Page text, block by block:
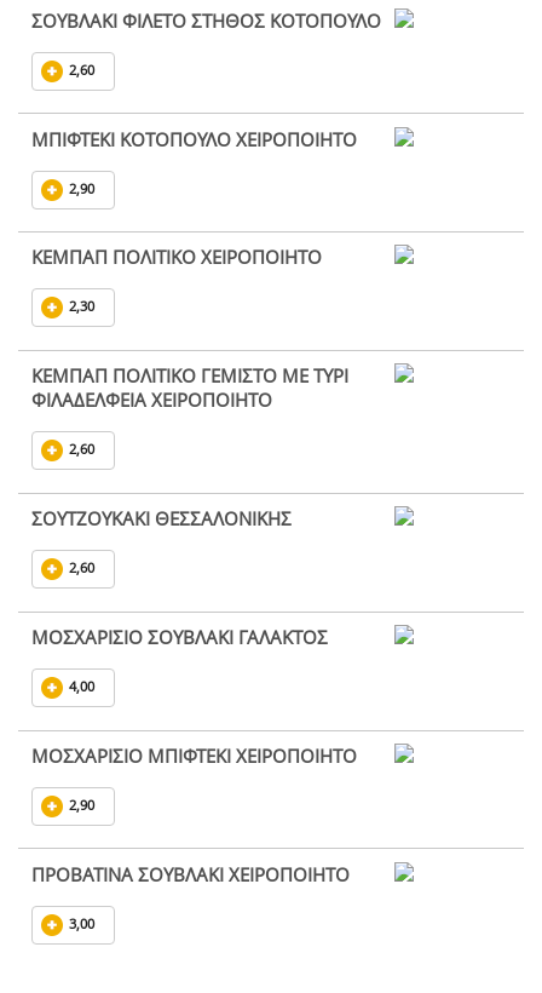
ΣΟΥΒΛΑΚΙ ΦΙΛΕΤΟ ΣΤΗΘΟΣ ΚΟΤΟΠΟΥΛΟ
2,60
ΜΠΙΦΤΕΚΙ ΚΟΤΟΠΟΥΛΟ ΧΕΙΡΟΠΟΙΗΤΟ
2,90
ΚΕΜΠΑΠ ΠΟΛΙΤΙΚΟ ΧΕΙΡΟΠΟΙΗΤΟ
2,30
ΚΕΜΠΑΠ ΠΟΛΙΤΙΚΟ ΓΕΜΙΣΤΟ ΜΕ ΤΥΡΙ
ΦΙΛΑΔΕΛΦΕΙΑ ΧΕΙΡΟΠΟΙΗΤΟ
2,60
ΣΟΥΤΖΟΥΚΑΚΙ ΘΕΣΣΑΛΟΝΙΚΗΣ
2,60
ΜΟΣΧΑΡΙΣΙΟ ΣΟΥΒΛΑΚΙ ΓΑΛΑΚΤΟΣ
4,00
ΜΟΣΧΑΡΙΣΙΟ ΜΠΙΦΤΕΚΙ ΧΕΙΡΟΠΟΙΗΤΟ
2,90
ΠΡΟΒΑΤΙΝΑ ΣΟΥΒΛΑΚΙ ΧΕΙΡΟΠΟΙΗΤΟ
3,00